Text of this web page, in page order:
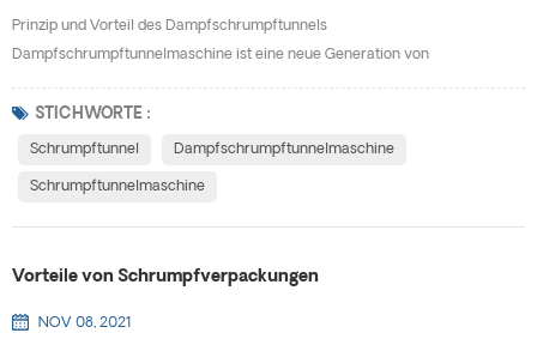
Prinzip und Vorteil des Dampfschrumpftunnels
Dampfschrumpftunnelmaschine ist eine neue Generation von
keinen Platz ein, bewegt sich, Installation schnell, einfach einzustellen. Es
kann unabhängig verwendet oder der Produktionslinie hinzugefügt werden.
und der gle...
STICHWORTE :
Schrumpftunnel Dampfschrumpftunnelmaschine
Schrumpftunnelmaschine
Vorteile von Schrumpfverpackungen
NOV 08, 2021